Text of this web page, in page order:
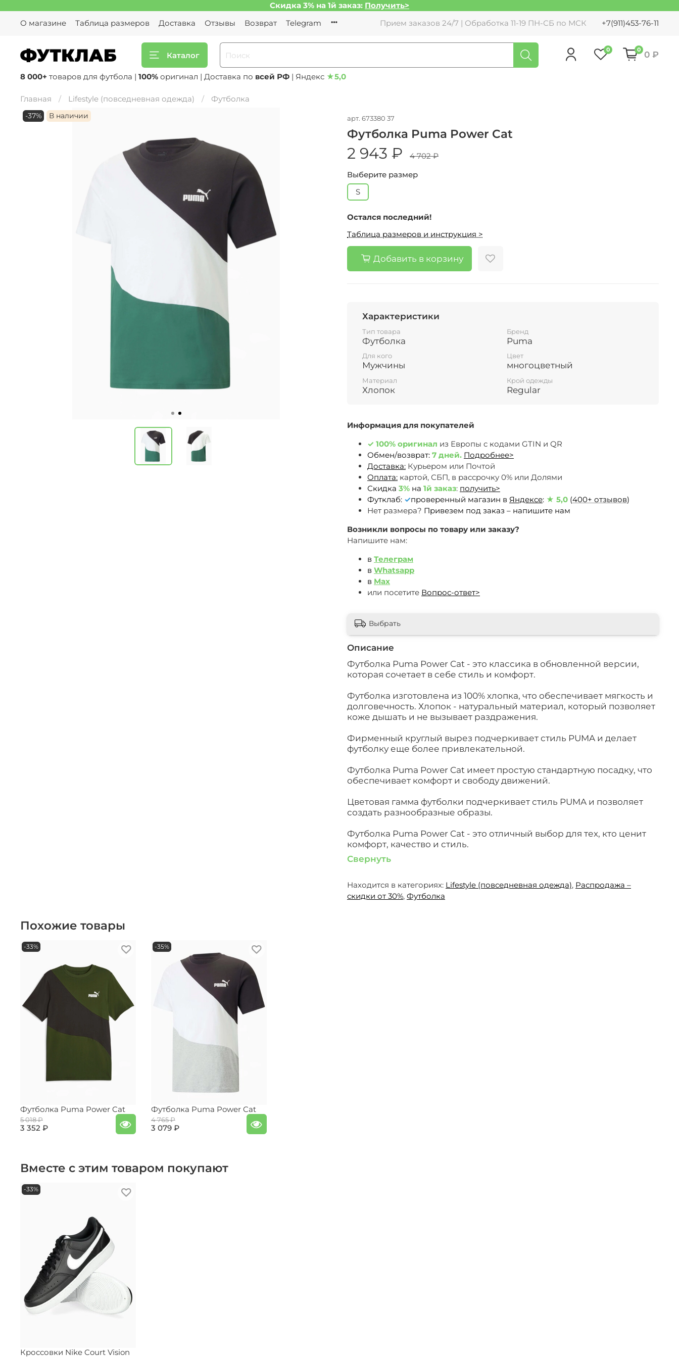
Скидка 3% на 1й заказ: Получить>
О магазине
Таблица размеров Доставка Отзывы Возврат Telegram Прием заказов 24/7 | Обработка 11-19 ПН-СБ по МСК +7(911)453-76-11
Каталог
0 0 0 ₽
8 000+ товаров для футбола | 100% оригинал | Доставка по всей РФ | Яндекс ★5,0
Главная Lifestyle (повседневная одежда) Футболка
-37% В наличии арт. 673380 37
Футболка Puma Power Cat
2 943 ₽
4 702 ₽
Выберите размер
S
Таблица размеров и инструкция >
Остался последний!
Добавить в корзину
Информация для покупателей
✓ 100% оригинал из Европы c кодами GTIN и QR
Обмен/возврат: 7 дней. Подробнее>
Доставка: Курьером или Почтой
Оплата: картой, СБП, в рассрочку 0% или Долями
Скидка 3% на 1й заказ: получить>
Футклаб: ✓проверенный магазин в Яндексе: ★ 5,0 (400+ отзывов)
Нет размера? Привезем под заказ – напишите нам
Возникли вопросы по товару или заказу?
Напишите нам:
в Телеграм
в Whatsapp
в Max
или посетите Вопрос-ответ>
Описание
Футболка Puma Power Cat - это классика в обновленной версии,
которая сочетает в себе стиль и комфорт.
Футболка изготовлена из 100% хлопка, что обеспечивает мягкость и
долговечность. Хлопок - натуральный материал, который позволяет
коже дышать и не вызывает раздражения.
Фирменный круглый вырез подчеркивает стиль PUMA и делает
футболку еще более привлекательной.
Футболка Puma Power Cat имеет простую стандартную посадку, что
обеспечивает комфорт и свободу движений.
Цветовая гамма футболки подчеркивает стиль PUMA и позволяет
создать разнообразные образы.
Футболка Puma Power Cat - это отличный выбор для тех, кто ценит
комфорт, качество и стиль.
Свернуть
Находится в категориях: Lifestyle (повседневная одежда), Распродажа –
скидки от 30%, Футболка
Характеристики
Тип товара
Футболка
Бренд
Puma
Для кого
Мужчины
Цвет
многоцветный
Материал
Хлопок
Крой одежды
Regular
Выбрать
Похожие товары
-33%
Футболка Puma Power Cat
5 018 ₽
3 352 ₽
-35%
Футболка Puma Power Cat
4 765 ₽
3 079 ₽
Вместе с этим товаром покупают
-33%
Кроссовки Nike Court Vision